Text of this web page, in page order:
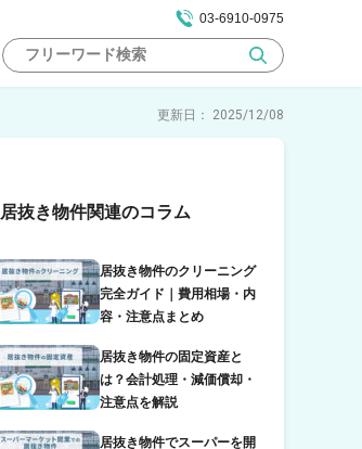
03-6910-0975
2025/12/08
居抜き物件関連のコラム
居抜き物件のクリーニング
完全ガイド｜費用相場・内
容・注意点まとめ
居抜き物件の固定資産と
は？会計処理・減価償却・
注意点を解説
居抜き物件でスーパーを開